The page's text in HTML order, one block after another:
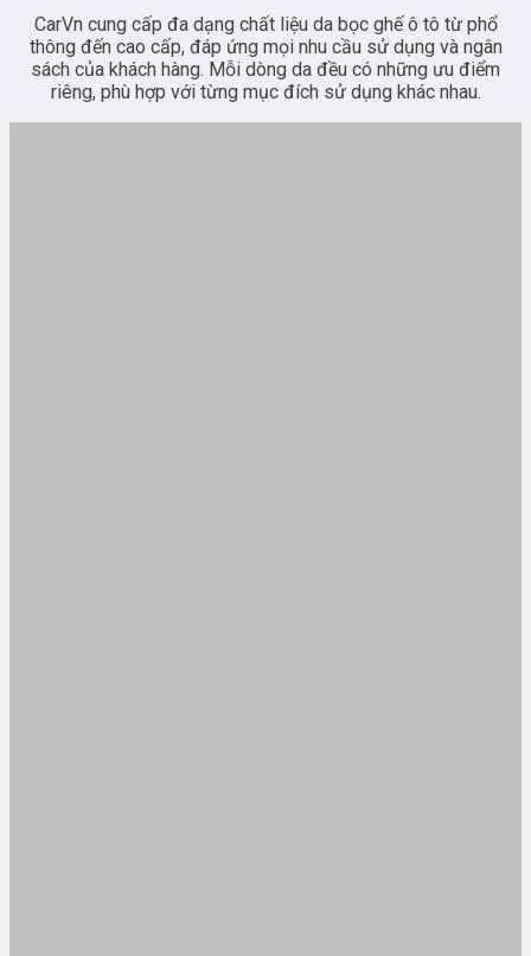
CarVn cung cấp đa dạng chất liệu da bọc ghế ô tô từ phổ
thông đến cao cấp, đáp ứng mọi nhu cầu sử dụng và ngân
sách của khách hàng. Mỗi dòng da đều có những ưu điểm
riêng, phù hợp với từng mục đích sử dụng khác nhau.